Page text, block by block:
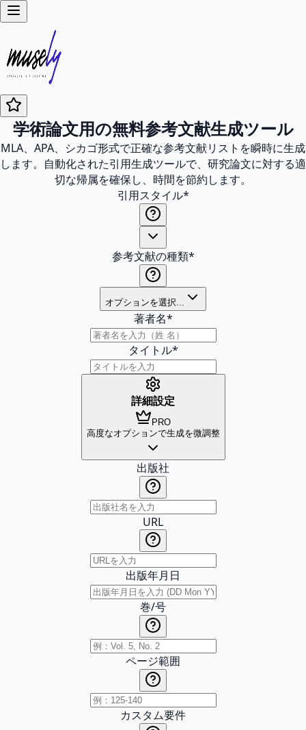
学術論文用の無料参考文献生成ツール
MLA、APA、シカゴ形式で正確な参考文献リストを瞬時に生成
します。自動化された引用生成ツールで、研究論文に対する適
切な帰属を確保し、時間を節約します。
引用スタイル*
参考文献の種類*
オプションを選択...
著者名*
タイトル*
詳細設定
PRO
高度なオプションで生成を微調整
出版社
URL
出版年月日
巻/号
ページ範囲
カスタム要件